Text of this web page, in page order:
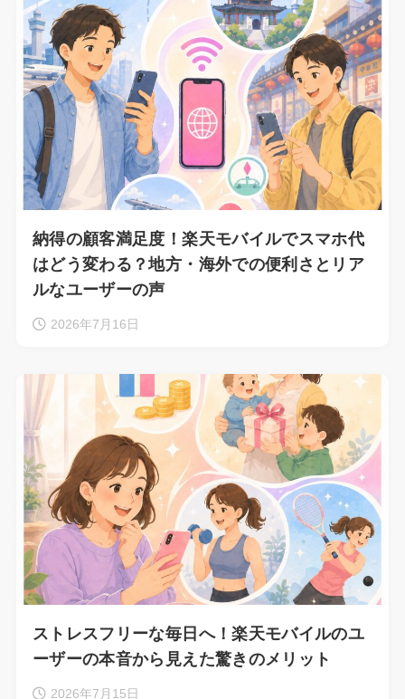
納得の顧客満足度！楽天モバイルでスマホ代
はどう変わる？地方・海外での便利さとリア
ルなユーザーの声
2026年7月16日
ストレスフリーな毎日へ！楽天モバイルのユ
ーザーの本音から見えた驚きのメリット
2026年7月15日